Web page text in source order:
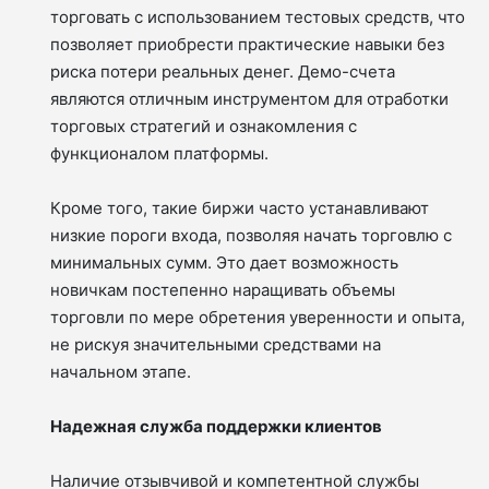
торговать с использованием тестовых средств, что
позволяет приобрести практические навыки без
риска потери реальных денег. Демо-счета
являются отличным инструментом для отработки
торговых стратегий и ознакомления с
функционалом платформы.
Кроме того, такие биржи часто устанавливают
низкие пороги входа, позволяя начать торговлю с
минимальных сумм. Это дает возможность
новичкам постепенно наращивать объемы
торговли по мере обретения уверенности и опыта,
не рискуя значительными средствами на
начальном этапе.
Надежная служба поддержки клиентов
Наличие отзывчивой и компетентной службы